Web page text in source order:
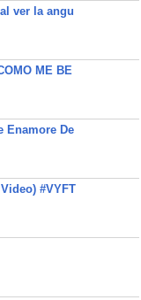
ver la angu
ME BE
Enamore De
#VYFT